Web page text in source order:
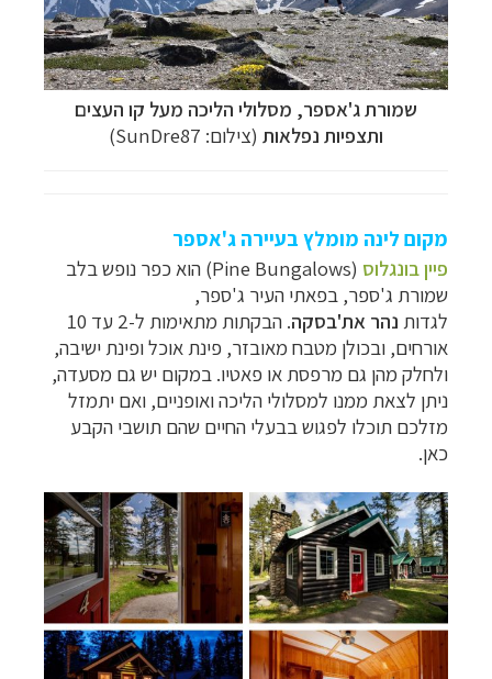
שמורת ג'אספר, מסלולי הליכה מעל קו העצים
ותצפיות נפלאות (צילום: SunDre87)
מקום לינה מומלץ בעיירה ג'אספר
פיין בונגלוס
(Pine Bungalows) הוא כפר נופש בלב
שמורת ג'ספר, בפאתי העיר ג'ספר,
לגדות נהר את'בסקה
. הבקתות מתאימות ל-2 עד 10
אורחים, ובכולן מטבח מאובזר, פינת אוכל ופינת ישיבה,
ולחלק מהן גם מרפסת או פאטיו. במקום יש גם מסעדה,
ניתן לצאת ממנו למסלולי הליכה ואופניים, ואם יתמזל
מזלכם תוכלו לפגוש בבעלי החיים שהם תושבי הקבע
כאן.